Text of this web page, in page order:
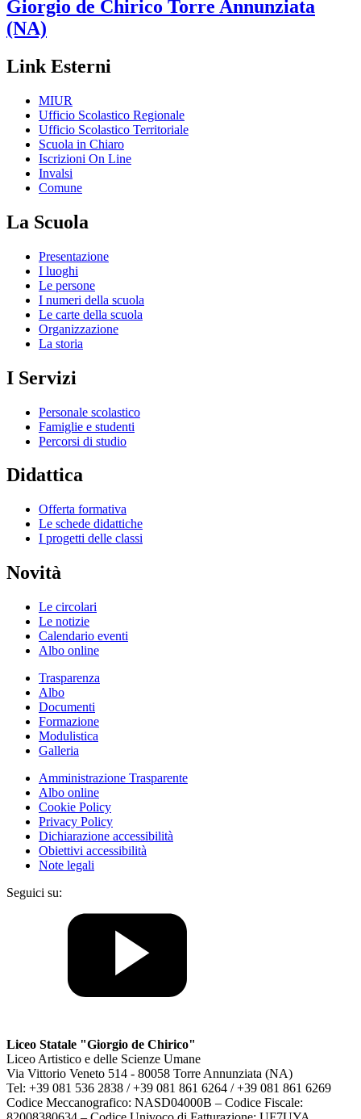
Giorgio de Chirico Torre Annunziata
(NA)
Link Esterni
MIUR
Ufficio Scolastico Regionale
Ufficio Scolastico Territoriale
Scuola in Chiaro
Iscrizioni On Line
Invalsi
Comune
La Scuola
Presentazione
I luoghi
Le persone
I numeri della scuola
Le carte della scuola
Organizzazione
La storia
I Servizi
Personale scolastico
Famiglie e studenti
Percorsi di studio
Didattica
Offerta formativa
Le schede didattiche
I progetti delle classi
Novità
Le circolari
Le notizie
Calendario eventi
Albo online
Trasparenza
Albo
Documenti
Formazione
Modulistica
Galleria
Amministrazione Trasparente
Albo online
Cookie Policy
Privacy Policy
Dichiarazione accessibilità
Obiettivi accessibilità
Note legali
Seguici su:
Liceo Statale "Giorgio de Chirico"
Liceo Artistico e delle Scienze Umane
Via Vittorio Veneto 514 - 80058 Torre Annunziata (NA)
Tel: +39 081 536 2838 / +39 081 861 6264 / +39 081 861 6269
Codice Meccanografico: NASD04000B – Codice Fiscale: